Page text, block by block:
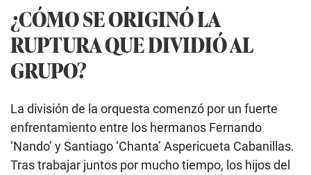
¿CÓMO SE ORIGINÓ LA
RUPTURA QUE DIVIDIÓ AL
GRUPO?
La división de la orquesta comenzó por un fuerte
enfrentamiento entre los hermanos Fernando
‘Nando’ y Santiago ‘Chanta’ Aspericueta Cabanillas.
Tras trabajar juntos por mucho tiempo, los hijos del